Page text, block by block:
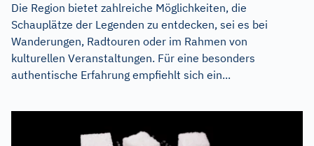
Die Region bietet zahlreiche Möglichkeiten, die
Schauplätze der Legenden zu entdecken, sei es bei
Wanderungen, Radtouren oder im Rahmen von
kulturellen Veranstaltungen. Für eine besonders
authentische Erfahrung empfiehlt sich ein...